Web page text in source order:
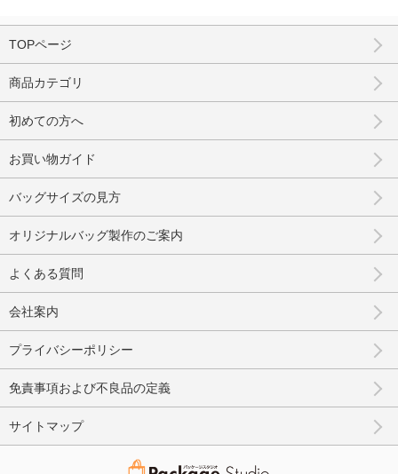
TOPページ
商品カテゴリ
初めての方へ
お買い物ガイド
バッグサイズの見方
オリジナルバッグ製作のご案内
よくある質問
会社案内
プライバシーポリシー
免責事項および不良品の定義
サイトマップ